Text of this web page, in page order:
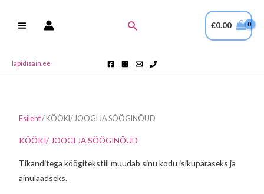
Search €0.00
lapidisain.ee
Esileht/ KÖÖKI/ JOOGI JA SÖÖGINÕUD
KÖÖKI/ JOOGI JA SÖÖGINÕUD
Tikanditega köögitekstiil muudab sinu kodu isikupäraseks ja
ainulaadseks.